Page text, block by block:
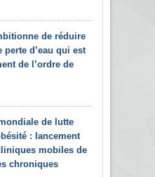
de réduire
perte d’eau qui est
de l’ordre de
de lutte
: lancement
mobiles de
chroniques